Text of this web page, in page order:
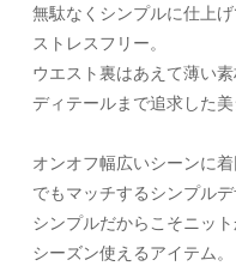
無駄なくシンプルに仕上
ストレスフリー。
ウエスト裏はあえて薄い
ディテールまで追求した美
オンオフ幅広いシーンに
でもマッチするシンプルデ
シンプルだからこそニッ
シーズン使えるアイテム。